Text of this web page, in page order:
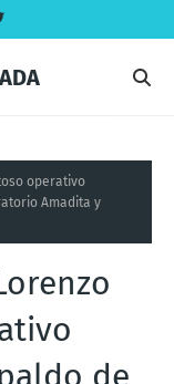
operativo
Amadita y